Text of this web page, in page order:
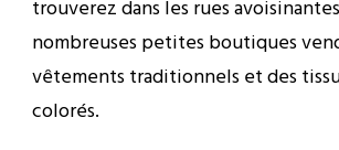
trouverez dans les rues
nombreuses petites boutiques
vêtements traditionnels et des
colorés.